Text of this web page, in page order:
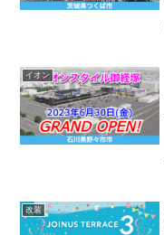
イオン
改装